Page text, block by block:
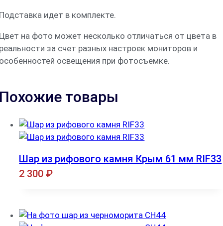
идет в комплекте.
на фото может несколько отличаться от цвета в
за счет разных настроек мониторов и
освещения при фотосъемке.
товары
Шар из рифового камня Крым 61 мм RIF33
2 300 ₽